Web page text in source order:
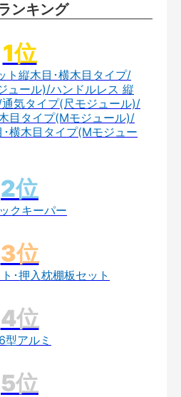
ンキング
ト縦木目･横木目タイプ/
ュール)/ハンドルレス 縦
気タイプ(尺モジュール)/
目タイプ(Mモジュール)/
横木目タイプ(Mモジュー
クキーパー
･押入枕棚板セット
型アルミ